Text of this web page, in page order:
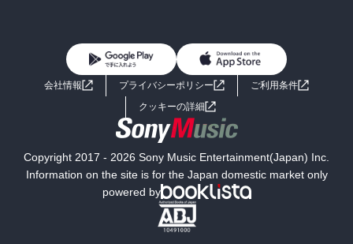
ライトノベル 男子向けラノベ
小説
海外小説
ミステリー SF
文学
よくあるご質問 お問い合わせ
会社情報 プライバシーポリシー
ご利用条件
クッキーの詳細
Copyright 2017 - 2026 Sony Music Entertainment(Japan) Inc.
Information on the site is for the Japan domestic market only
powered by